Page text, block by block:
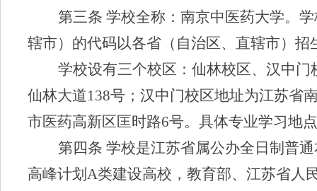
第三条学校全称：南京中医药大学。
辖市）的代码以各省（自治区、直辖市）
学校设有三个校区：仙林校区、汉中
仙林大道138号；汉中门校区地址为江苏省
市医药高新区匡时路6号。具体专业学习地
第四条学校是江苏省属公办全日制普
高峰计划A类建设高校 ，教育部、江苏省人